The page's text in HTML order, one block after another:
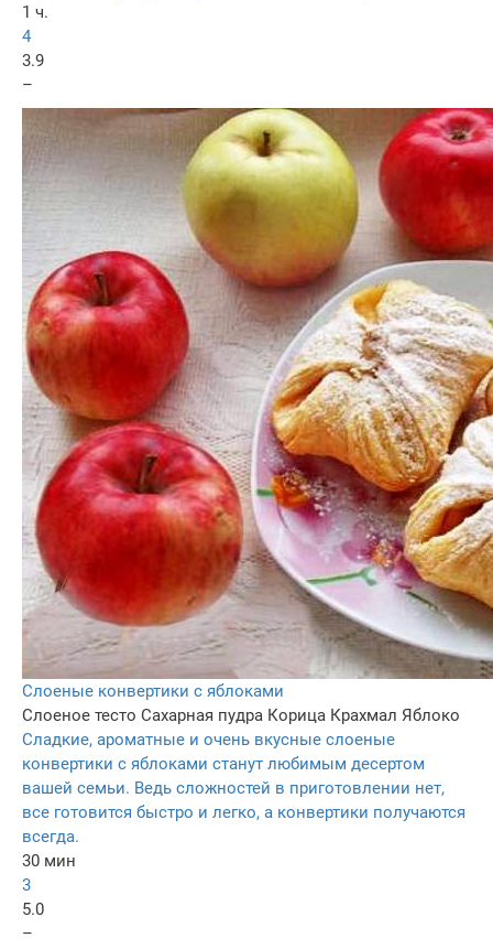
1 ч.
4
3.9
–
Слоеные конвертики с яблоками
Слоеное тесто Сахарная пудра Корица Крахмал Яблоко
Сладкие, ароматные и очень вкусные слоеные
конвертики с яблоками станут любимым десертом
вашей семьи. Ведь сложностей в приготовлении нет,
все готовится быстро и легко, а конвертики получаются
всегда.
30 мин
3
5.0
–